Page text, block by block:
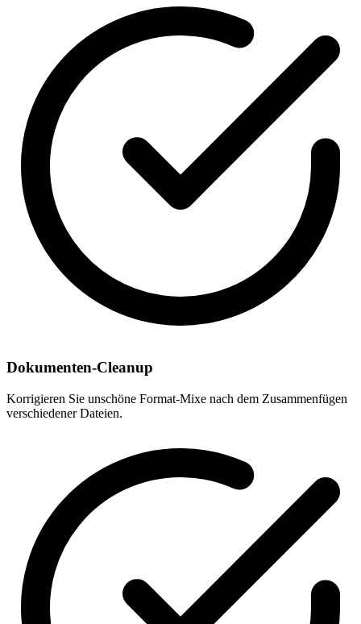
Dokumenten-Cleanup
Korrigieren Sie unschöne Format-Mixe nach dem Zusammenfügen
verschiedener Dateien.